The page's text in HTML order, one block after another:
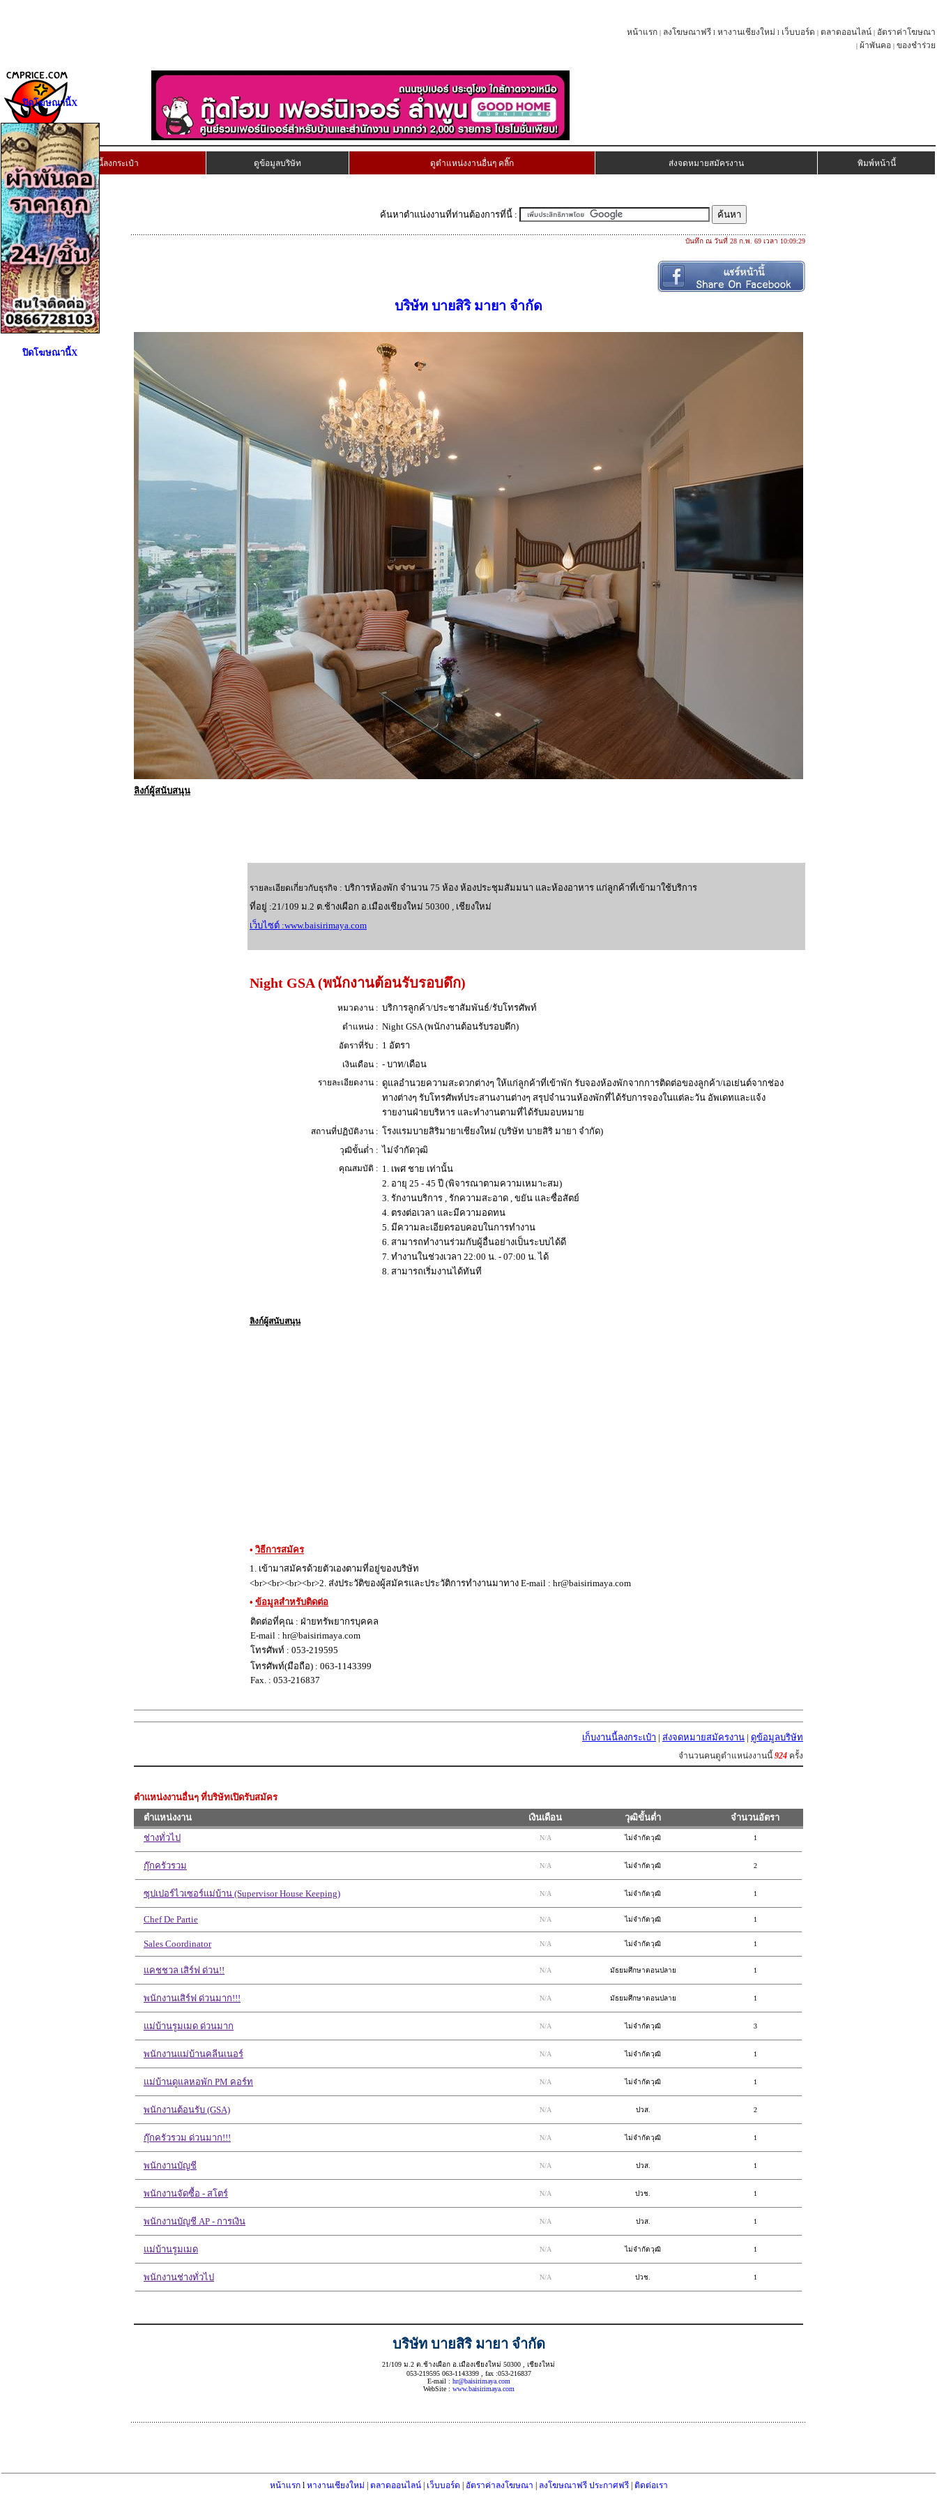
หน้าแรก | ลงโฆษณาฟรี l หางานเชียงใหม่ l เว็บบอร์ด | ตลาดออนไลน์ | อัตราค่าโฆษณา
| ผ้าพันคอ | ของชำร่วย
เก็บงานนี้ลงกระเป๋า ดูข้อมูลบริษัท ดูตำแหน่งงานอื่นๆ คลิ๊ก ส่งจดหมายสมัครงาน พิมพ์หน้านี้
ค้นหาตำแน่งงานที่ท่านต้องการที่นี้ :
บันทึก ณ วันที่ 28 ก.พ. 69 เวลา 10:09:29
บริษัท บายสิริ มายา จำกัด
ลิงก์ผู้สนับสนุน
รายละเอียดเกี่ยวกับธุรกิจ : บริการห้องพัก จำนวน 75 ห้อง ห้องประชุมสัมมนา และห้องอาหาร แก่ลูกค้าที่เข้ามาใช้บริการ
ที่อยู่ :21/109 ม.2 ต.ช้างเผือก อ.เมืองเชียงใหม่ 50300 , เชียงใหม่
เว็บไซต์ :www.baisirimaya.com
Night GSA (พนักงานต้อนรับรอบดึก)
หมวดงาน : บริการลูกค้า/ประชาสัมพันธ์/รับโทรศัพท์
ตำแหน่ง : Night GSA (พนักงานต้อนรับรอบดึก)
อัตราที่รับ : 1 อัตรา
เงินเดือน : - บาท/เดือน
รายละเอียดงาน : ดูแลอำนวยความสะดวกต่างๆ ให้แก่ลูกค้าที่เข้าพัก รับจองห้องพักจากการติดต่อของลูกค้า/เอเย่นต์จากช่อง
ทางต่างๆ รับโทรศัพท์ประสานงานต่างๆ สรุปจำนวนห้องพักที่ได้รับการจองในแต่ละวัน อัพเดทและแจ้ง
รายงานฝ่ายบริหาร และทำงานตามที่ได้รับมอบหมาย
สถานที่ปฏิบัติงาน : โรงแรมบายสิริมายาเชียงใหม่ (บริษัท บายสิริ มายา จำกัด)
วุฒิขั้นต่ำ : ไม่จำกัดวุฒิ
คุณสมบัติ : 1. เพศ ชาย เท่านั้น
2. อายุ 25 - 45 ปี (พิจารณาตามความเหมาะสม)
3. รักงานบริการ , รักความสะอาด , ขยัน และซื่อสัตย์
4. ตรงต่อเวลา และมีความอดทน
5. มีความละเอียดรอบคอบในการทำงาน
6. สามารถทำงานร่วมกับผู้อื่นอย่างเป็นระบบได้ดี
7. ทำงานในช่วงเวลา 22:00 น. - 07:00 น. ได้
8. สามารถเริ่มงานได้ทันที
ลิงก์ผู้สนับสนุน
• วิธีการสมัคร
1. เข้ามาสมัครด้วยตัวเองตามที่อยู่ของบริษัท
<br><br><br><br>2. ส่งประวัติของผู้สมัครและประวัติการทำงานมาทาง E-mail : hr@baisirimaya.com
• ข้อมูลสำหรับติดต่อ
ติดต่อที่คุณ : ฝ่ายทรัพยากรบุคคล
E-mail : hr@baisirimaya.com
โทรศัพท์ : 053-219595
โทรศัพท์(มือถือ) : 063-1143399
Fax. : 053-216837
เก็บงานนี้ลงกระเป๋า | ส่งจดหมายสมัครงาน | ดูข้อมูลบริษัท
จำนวนคนดูตำแหน่งงานนี้ 924 ครั้ง
ตำแหน่งงานอื่นๆ ที่บริษัทเปิดรับสมัคร
ตำแหน่งงาน
เงินเดือน วุฒิขั้นต่ำ
จำนวนอัตรา
ช่างทั่วไป
N/A ไม่จำกัดวุฒิ 1
กุ๊กครัวรวม N/A ไม่จำกัดวุฒิ 2
ซุปเปอร์ไวเซอร์แม่บ้าน (Supervisor House Keeping) N/A ไม่จำกัดวุฒิ 1
Chef De Partie N/A ไม่จำกัดวุฒิ 1
Sales Coordinator N/A ไม่จำกัดวุฒิ 1
แคชชวล เสิร์ฟ ด่วน!! N/A มัธยมศึกษาตอนปลาย 1
พนักงานเสิร์ฟ ด่วนมาก!!! N/A มัธยมศึกษาตอนปลาย 1
แม่บ้านรูมเมด ด่วนมาก N/A ไม่จำกัดวุฒิ 3
พนักงานแม่บ้านคลีนเนอร์ N/A ไม่จำกัดวุฒิ 1
แม่บ้านดูแลหอพัก PM คอร์ท N/A ไม่จำกัดวุฒิ 1
พนักงานต้อนรับ (GSA) N/A ปวส. 2
กุ๊กครัวรวม ด่วนมาก!!! N/A ไม่จำกัดวุฒิ 1
พนักงานบัญชี N/A ปวส. 1
พนักงานจัดซื้อ - สโตร์ N/A ปวช. 1
พนักงานบัญชี AP - การเงิน N/A ปวส. 1
แม่บ้านรูมเมด N/A ไม่จำกัดวุฒิ 1
พนักงานช่างทั่วไป N/A ปวช. 1
บริษัท บายสิริ มายา จำกัด
21/109 ม.2 ต.ช้างเผือก อ.เมืองเชียงใหม่ 50300 , เชียงใหม่
053-219595 063-1143399 , fax :053-216837
E-mail : hr@baisirimaya.com
WebSite : www.baisirimaya.com
ปิดโฆษณานี้X
ปิดโฆษณานี้X
หน้าแรกl หางานเชียงใหม่ | ตลาดออนไลน์| เว็บบอร์ด | อัตราค่าลงโฆษณา | ลงโฆษณาฟรี ประกาศฟรี| ติดต่อเรา